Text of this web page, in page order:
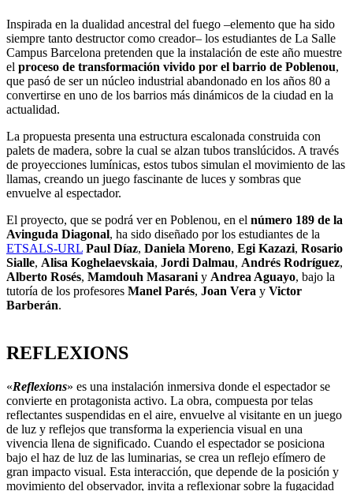
Inspirada en la dualidad ancestral del fuego –elemento que ha sido
siempre tanto destructor como creador– los estudiantes de La Salle
Campus Barcelona pretenden que la instalación de este año muestre
el proceso de transformación vivido por el barrio de Poblenou,
que pasó de ser un núcleo industrial abandonado en los años 80 a
convertirse en uno de los barrios más dinámicos de la ciudad en la
actualidad.
La propuesta presenta una estructura escalonada construida con
palets de madera, sobre la cual se alzan tubos translúcidos. A través
de proyecciones lumínicas, estos tubos simulan el movimiento de las
llamas, creando un juego fascinante de luces y sombras que
envuelve al espectador.
El proyecto, que se podrá ver en Poblenou, en el número 189 de la
Avinguda Diagonal, ha sido diseñado por los estudiantes de la
ETSALS-URL Paul Díaz, Daniela Moreno, Egi Kazazi, Rosario
Sialle, Alisa Koghelaevskaia, Jordi Dalmau, Andrés Rodríguez,
Alberto Rosés, Mamdouh Masaraniy Andrea Aguayo, bajo la
tutoría de los profesores Manel Parés, Joan Vera y Victor
Barberán.
REFLEXIONS
«Reflexions» es una instalación inmersiva donde el espectador se
convierte en protagonista activo. La obra, compuesta por telas
reflectantes suspendidas en el aire, envuelve al visitante en un juego
de luz y reflejos que transforma la experiencia visual en una
vivencia llena de significado. Cuando el espectador se posiciona
bajo el haz de luz de las luminarias, se crea un reflejo efímero de
gran impacto visual. Esta interacción, que depende de la posición y
movimiento del observador, invita a reflexionar sobre la fugacidad